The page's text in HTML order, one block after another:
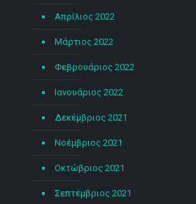
Απρίλιος 2022
Μάρτιος 2022
Φεβρουάριος 2022
Ιανουάριος 2022
Δεκέμβριος 2021
Νοέμβριος 2021
Οκτώβριος 2021
Σεπτέμβριος 2021